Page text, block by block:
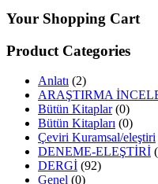
Your Shopping Cart
Product Categories
Anlatı (2)
ARAŞTIRMA
Bütün Kitaplar (0)
Bütün Kitapları (0)
Çeviri Kuramsal/eleştiri
DENEME-ELEŞTİRİ
DERGİ (92)
Genel (0)